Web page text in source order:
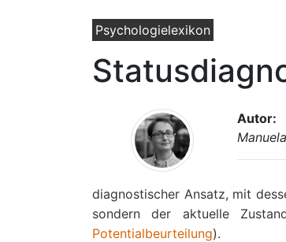
Psychologielexikon
Autor:
diagnostischer Ansatz, mit
sondern der aktuelle
Potentialbeurteilung).